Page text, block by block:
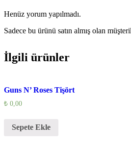
Henüz yorum yapılmadı.
Sadece bu ürünü satın almış olan
İlgili ürünler
Guns N’ Roses Tişört
₺ 0,00
Sepete Ekle